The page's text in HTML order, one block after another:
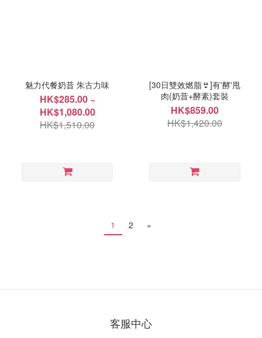
魅力代餐奶昔 朱古力味
HK$285.00 ~
HK$1,080.00
HK$1,510.00
[30日雙效燃脂👙]有'酵'甩
肉(奶昔+酵素)套裝
HK$859.00
HK$1,420.00
1 2 »
客服中心